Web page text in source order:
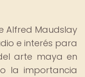
Alfred Maudslay
e interés para
arte maya en
la importancia